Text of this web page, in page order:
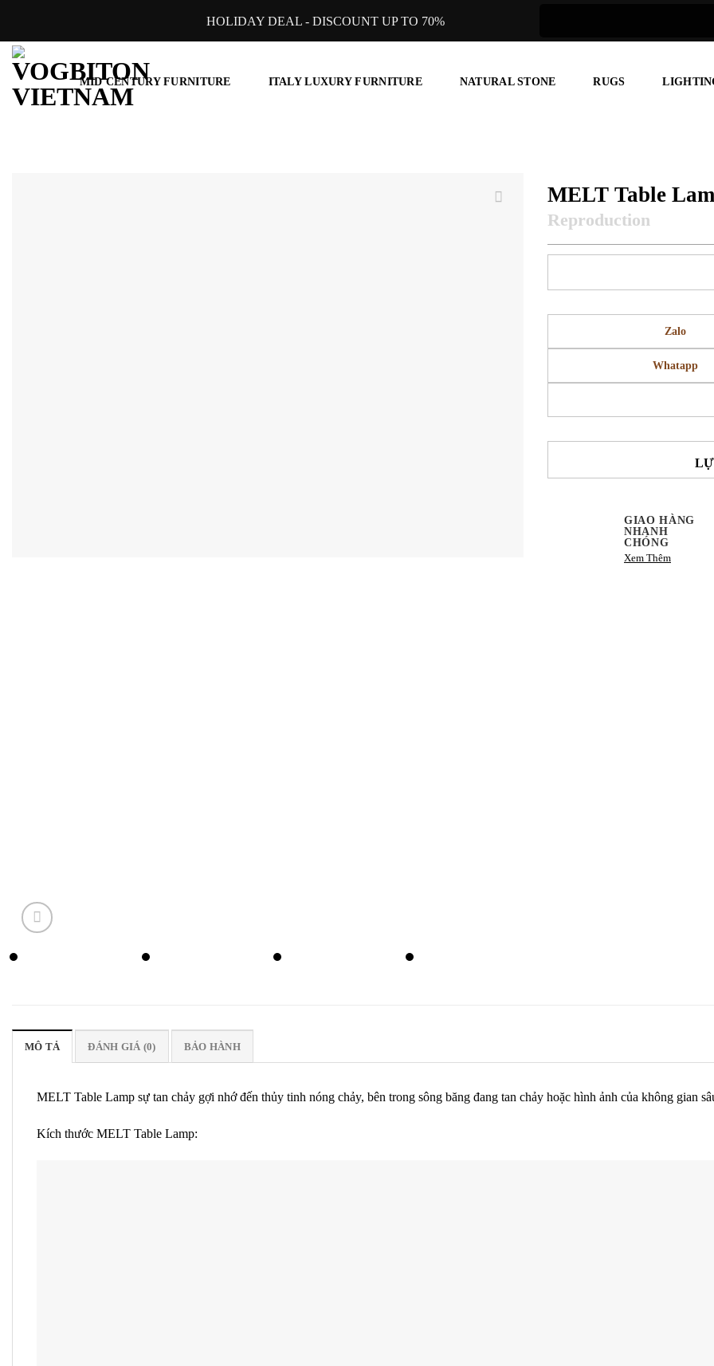
content
HOLIDAY DEAL - DISCOUNT UP TO 70%
MID CENTURY FURNITURE ITALY LUXURY FURNITURE NATURAL STONE RUGS
MELT Table
Zalo
Whatapp
GIAO HÀNG
NHANH
CHÓNG
Xem Thêm
MÔ TẢ ĐÁNH GIÁ (0) BẢO HÀNH
MELT Table Lamp sự tan chảy gợi nhớ đến thủy tinh nóng chảy, bên trong sông băng đang tan chảy hoặc hình ảnh của không gian
Kích thước MELT Table Lamp: